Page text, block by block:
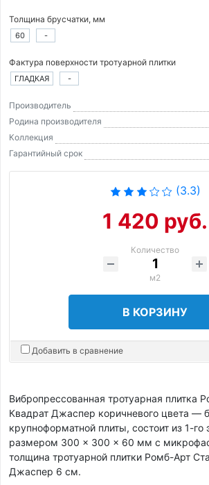
Толщина брусчатки, мм
60 -
Фактура поверхности тротуарной плитки
ГЛАДКАЯ -
Производитель
Родина производителя
Коллекция
Гарантийный срок
(3.3)
1 420 руб.
Количество
м2
В КОРЗИНУ
Добавить в сравнение
Вибропрессованная тротуарная плитка
Квадрат Джаспер коричневого цвета —
крупноформатной плиты, состоит из 1-го
размером 300 × 300 × 60 мм с
толщина тротуарной плитки Ромб-Арт
Джаспер 6 см.